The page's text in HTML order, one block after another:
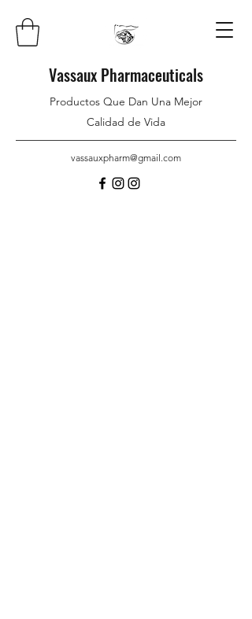
Vassaux Pharmaceuticals
Productos Que Dan Una Mejor
Calidad de Vida
vassauxpharm@gmail.com